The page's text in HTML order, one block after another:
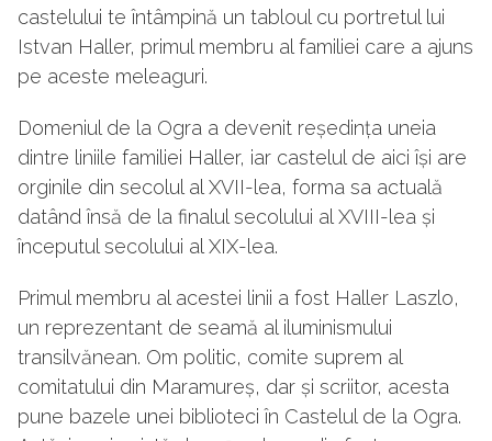
castelului te întâmpină un tabloul cu portretul lui
Istvan Haller, primul membru al familiei care a ajuns
pe aceste meleaguri.
Domeniul de la Ogra a devenit reședința uneia
dintre liniile familiei Haller, iar castelul de aici își are
orginile din secolul al XVII-lea, forma sa actuală
datând însă de la finalul secolului al XVIII-lea și
începutul secolului al XIX-lea.
Primul membru al acestei linii a fost Haller Laszlo,
un reprezentant de seamă al iluminismului
transilvănean. Om politic, comite suprem al
comitatului din Maramureș, dar și scriitor, acesta
pune bazele unei biblioteci în Castelul de la Ogra.